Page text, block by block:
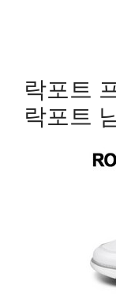
락포트
락포트